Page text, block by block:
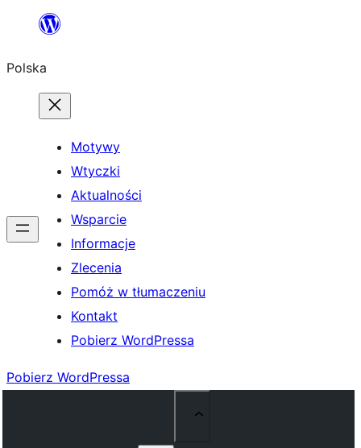
Przejdź
treści
Polska
Motywy
Wtyczki
Aktualności
Wsparcie
Informacje
Zlecenia
Pomóż w tłumaczeniu
Kontakt
Pobierz WordPressa
Pobierz WordPressa